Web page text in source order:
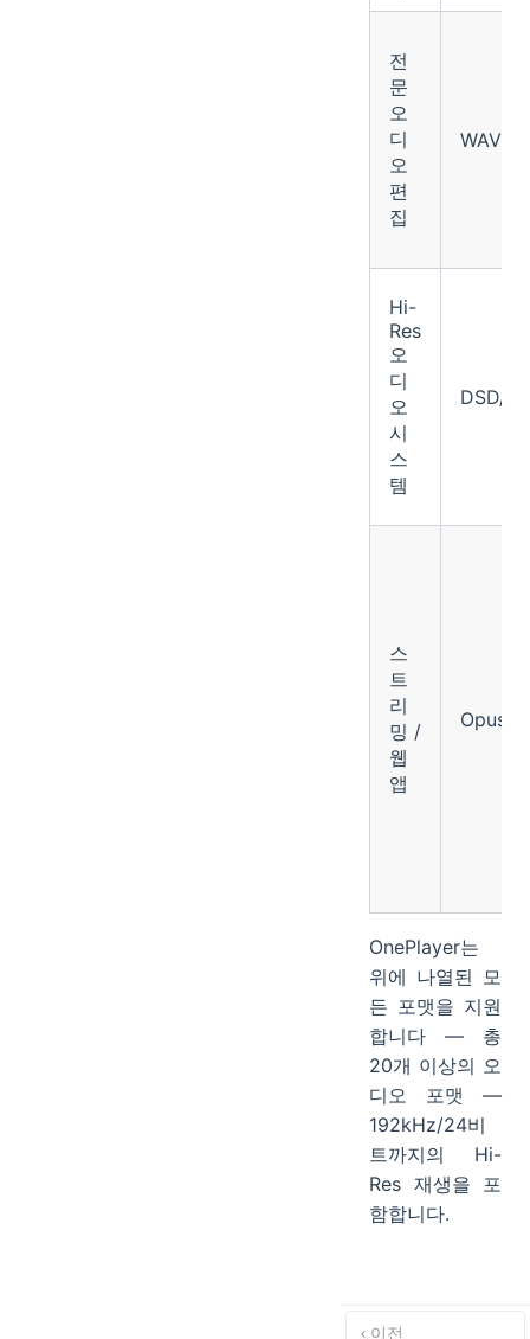
전
문
오
디
오
편
집
WAV
Hi-
Res
오
디
오
시
스
템
DSD/
스
트
리
밍 /
웹
앱
Opus
OnePlayer는
위에 나열된 모
든 포맷을 지원
합니다 — 총
20개 이상의 오
디오 포맷 —
192kHz/24비
트까지의 Hi-
Res 재생을 포
함합니다.
이전